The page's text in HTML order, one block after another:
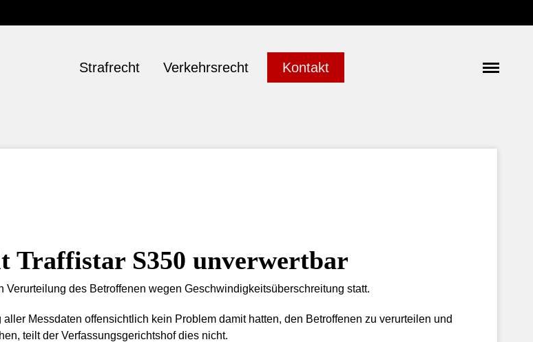
Strafrecht Verkehrsrecht Kontakt
Traffistar S350 unverwertbar
des Betroffenen wegen Geschwindigkeitsüberschreitung statt.
Messdaten offensichtlich kein Problem damit hatten, den Betroffenen zu verurteilen und
teilt der Verfassungsgerichtshof dies nicht.